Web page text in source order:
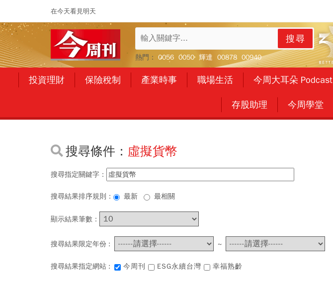
在今天看見明天
搜尋
熱門： 0056 0050 輝達 00878 00940
投資理財 保險稅制 產業時事 職場生活 今周大耳朵 Podcast
存股助理 今周學堂
搜尋條件： 虛擬貨幣
搜尋指定關鍵字：
搜尋結果排序規則： 最新 最相關
顯示結果筆數：
搜尋結果限定年份 : ~
搜尋結果指定網站 : 今周刊 ESG永續台灣 幸福熟齡